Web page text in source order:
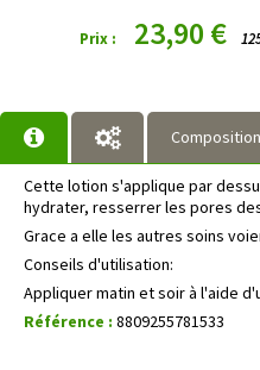
Prix : 23,90 €
Composition
Cette lotion s'applique par
hydrater, resserrer les pores
Grace a elle les autres soins
Conseils d'utilisation:
Appliquer matin et soir à l'aide
Référence : 8809255781533